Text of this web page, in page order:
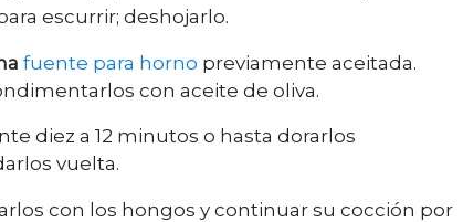
escurrir; deshojarlo.
fuente para horno previamente aceitada.
con aceite de oliva.
diez a 12 minutos o hasta dorarlos
vuelta.
con los hongos y continuar su cocción por